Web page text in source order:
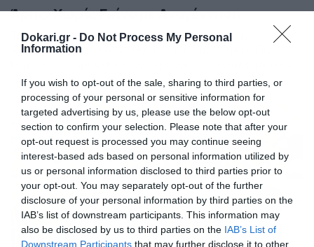
Dokari.gr - Do Not Process My Personal
Information
If you wish to opt-out of the sale, sharing to third parties, or
processing of your personal or sensitive information for
targeted advertising by us, please use the below opt-out
section to confirm your selection. Please note that after your
opt-out request is processed you may continue seeing
interest-based ads based on personal information utilized by
us or personal information disclosed to third parties prior to
your opt-out. You may separately opt-out of the further
disclosure of your personal information by third parties on the
IAB’s list of downstream participants. This information may
also be disclosed by us to third parties on the IAB’s List of
Downstream Participants that may further disclose it to other
Άρης: Χωρίς Γκίνο με Αναγέννηση
Την απουσία του Δημήτρη Γκίνο στο ματς με την
Αναγέννηση Γιαννιτσών θα πρέπει να καλύψει ο Πάουλο
ιθύνοντες της ομάδας, είχε καταθέσει αίτημα στην
Αλβανική Ομοσπονδία προκειμένου να εξαιρεθεί από
την αποστολή της U21 για το διεθνές τουρνουά IAST
Sports Cup Dubai 2014, το οποίο […]